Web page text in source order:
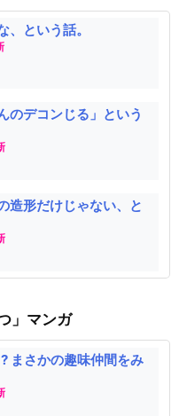
、という話。
のデコンじる」という
造形だけじゃない、と
」マンガ
まさかの趣味仲間をみ